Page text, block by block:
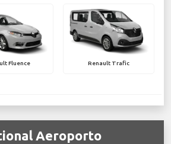
Fluence Renault Trafic
Aeroporto